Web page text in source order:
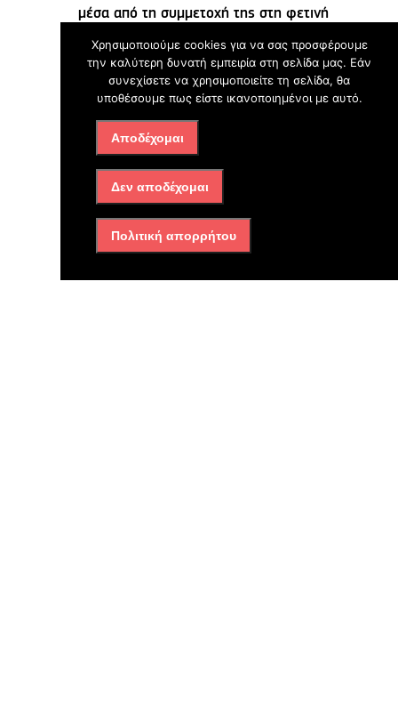
μέσα από τη συμμετοχή της στη φετινή
Eurovision και τη συγκλονιστική ερμηνεία στο
τραγούδι «Αστερομάτα», είναι η
αδιαφιλονίκητη νικήτρια στις καρδιές όλων
μας. Η συναυλία θα αρχίσει στις 8.30 μ.μ.
στην Πλατεία Δημαρχείου και θα είμαστε όλοι
εκεί να απολαύσουμε και να χειροκροτήσουμε
το κορίτσι από την πόλη μας, με το πλούσιο
ταλέντο και τον αδαμάντινο χαραχτήρα.
Σάββατο 13 Σεπτεμβρίου: «Μίξερ» στο
Χρησιμοποιούμε cookies για να σας προσφέρουμε
την καλύτερη δυνατή εμπειρία στη σελίδα μας. Εάν
συνεχίσετε να χρησιμοποιείτε τη σελίδα, θα
υποθέσουμε πως είστε ικανοποιημένοι με αυτό.
Αποδέχομαι
Δεν αποδέχομαι
Πολιτική απορρήτου